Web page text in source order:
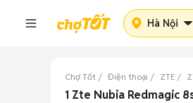
Hà Nội
Chợ Tốt Điện thoại ZTE
1 Zte Nubia Redmagic